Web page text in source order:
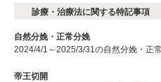
診療・治療法に関する特記事項
自然分娩・正常分娩
2024/4/1～2025/3/31の自然分娩・正
帝王切開